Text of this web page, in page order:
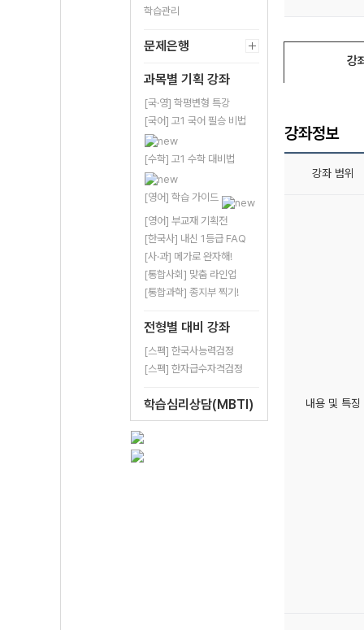
학습관리
문제은행
과목별 기획 강좌
[국·영] 학평변형 특강
[국어] 고1 국어 필승 비법
[수학] 고1 수학 대비법
[영어] 학습 가이드
[영어] 부교재 기획전
[한국사] 내신 1등급 FAQ
[사·과] 메가로 완자해!
[통합사회] 맞춤 라인업
[통합과학] 종지부 찍기!
전형별 대비 강좌
[스펙] 한국사능력검정
[스펙] 한자급수자격검정
학습심리상담(MBTI)
강
강좌정보
강좌 범위
내용 및 특징